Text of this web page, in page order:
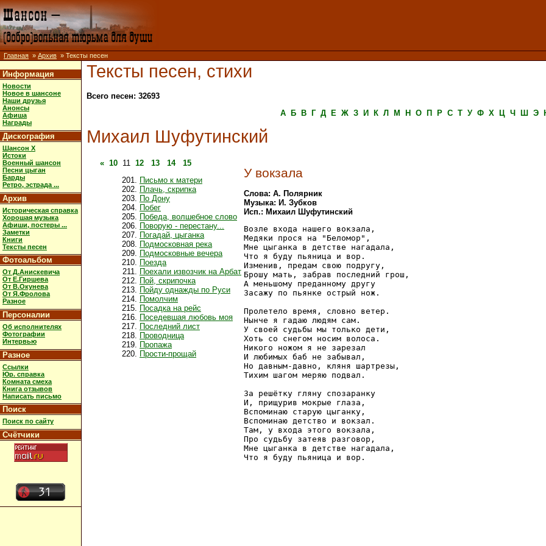
Главная » Архив » Тексты песен
Информация
Новости
Новое в шансоне
Наши друзья
Анонсы
Афиша
Награды
Дискография
Шансон X
Истоки
Военный шансон
Песни цыган
Барды
Ретро, эстрада ...
Архив
Историческая справка
Хорошая музыка
Афиши, постеры ...
Заметки
Книги
Тексты песен
Фотоальбом
От Д.Анискевича
От Е.Гиршева
От В.Окунева
От Я.Фролова
Разное
Персоналии
Об исполнителях
Фотографии
Интервью
Разное
Ссылки
Юр. справка
Комната смеха
Книга отзывов
Написать письмо
Поиск
Поиск по сайту
Счётчики
Тексты песен, стихи
Всего песен: 32693
А
Б В Г Д Е Ж З И К Л М Н О П Р С Т У Ф Х Ц Ч Ш Э
Михаил Шуфутинский
« 10 11 12 13 14
15
Письмо к матери
Плачь, скрипка
По Дону
Побег
Победа, волшебное слово
Поворую - перестану...
Погадай, цыганка
Подмосковная река
Подмосковные вечера
Поезда
Поехали извозчик на Арбат
Пой, скрипочка
Пойду однажды по Руси
Помолчим
Посадка на рейс
Поседевшая любовь моя
Последний лист
Проводница
Пропажа
Прости-прощай
У вокзала
Слова: А. Полярник
Музыка: И. Зубков
Исп.: Михаил Шуфутинский
Возле входа нашего вокзала,
Медяки прося на "Беломор",
Мне цыганка в детстве нагадала,
Что я буду пьяница и вор.
Изменив, предам свою подругу,
Брошу мать, забрав последний грош,
А меньшому преданному другу
Засажу по пьянке острый нож.
Пролетело время, словно ветер.
Нынче я гадаю людям сам.
У своей судьбы мы только дети,
Хоть со снегом носим волоса.
Никого ножом я не зарезал
И любимых баб не забывал,
Но давным-давно, кляня шартрезы,
Тихим шагом меряю подвал.
За решётку гляну спозаранку
И, прищурив мокрые глаза,
Вспоминаю старую цыганку,
Вспоминаю детство и вокзал.
Там, у входа этого вокзала,
Про судьбу затеяв разговор,
Мне цыганка в детстве нагадала,
Что я буду пьяница и вор.